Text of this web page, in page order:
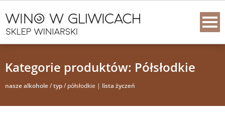
Kategorie produktów: Półsłodkie
nasze alkohole/typ/ półsłodkie | lista życzeń